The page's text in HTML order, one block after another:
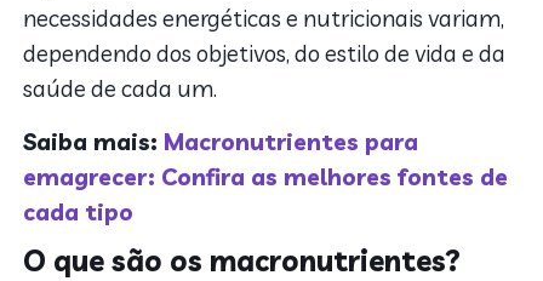
necessidades energéticas e nutricionais variam,
dependendo dos objetivos, do estilo de vida e da
saúde de cada um.
Saiba mais: Macronutrientes para
emagrecer: Confira as melhores fontes de
cada tipo
O que são os macronutrientes?